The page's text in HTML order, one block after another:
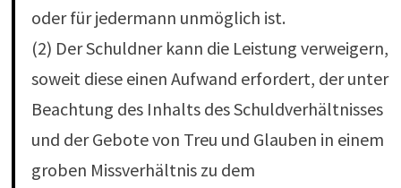
oder für jedermann unmöglich ist.
(2) Der Schuldner kann die Leistung verweigern,
soweit diese einen Aufwand erfordert, der unter
Beachtung des Inhalts des Schuldverhältnisses
und der Gebote von Treu und Glauben in einem
groben Missverhältnis zu dem